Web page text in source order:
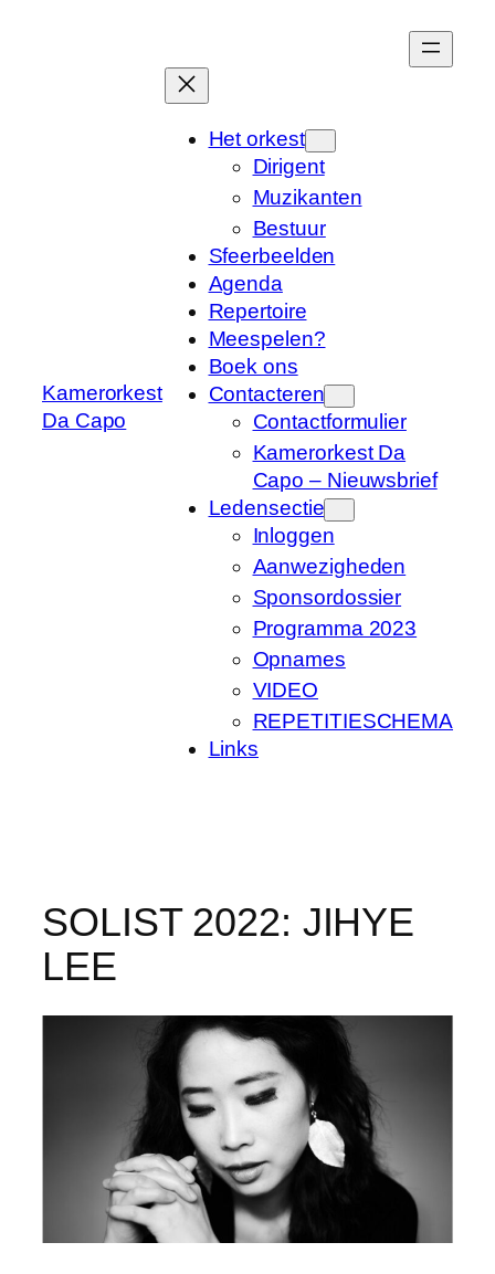
Kamerorkest
Da Capo
Het orkest
Dirigent
Muzikanten
Bestuur
Sfeerbeelden
Agenda
Repertoire
Meespelen?
Boek ons
Contacteren
Contactformulier
Kamerorkest Da
Capo – Nieuwsbrief
Ledensectie
Inloggen
Aanwezigheden
Sponsordossier
Programma 2023
Opnames
VIDEO
REPETITIESCHEMA
Links
SOLIST 2022: JIHYE
LEE